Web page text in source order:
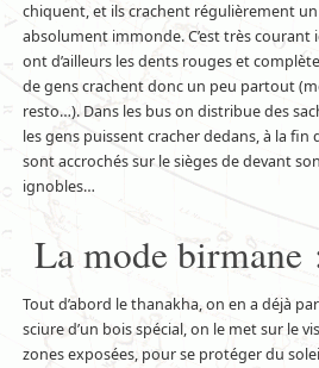
chiquent, et ils crachent régulièrement
absolument immonde. C’est très
ont d’ailleurs les dents rouges et
de gens crachent donc un peu partout
resto…). Dans les bus on distribue des
les gens puissent cracher dedans, à la fin
sont accrochés sur le sièges de devant
ignobles…
La mode birmane
Tout d’abord le thanakha, on en a déjà
sciure d’un bois spécial, on le met sur le
zones exposées, pour se protéger du